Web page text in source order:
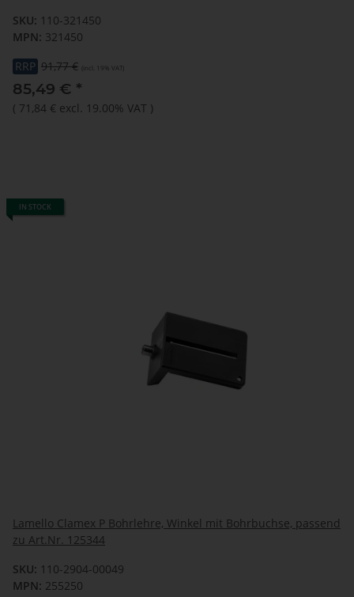
SKU: 110-321450
MPN: 321450
RRP 91,77 € (incl. 19% VAT)
85,49 € *
( 71,84 € excl. 19.00% VAT )
IN STOCK
Lamello Clamex P Bohrlehre, Winkel mit Bohrbuchse, passend
zu Art.Nr. 125344
SKU: 110-2904-00049
MPN: 255250